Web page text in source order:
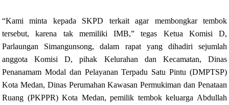
“Kami minta kepada SKPD terkait agar membongkar tembok
tersebut, karena tak memiliki IMB,” tegas Ketua Komisi D,
Parlaungan Simangunsong, dalam rapat yang dihadiri sejumlah
anggota Komisi D, pihak Kelurahan dan Kecamatan, Dinas
Penanamam Modal dan Pelayanan Terpadu Satu Pintu (DMPTSP)
Kota Medan, Dinas Perumahan Kawasan Permukiman dan Penataan
Ruang (PKPPR) Kota Medan, pemilik tembok keluarga Abdullah